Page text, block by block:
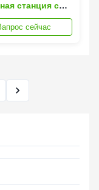
станция с
15 Вт,
Apple
сейчас